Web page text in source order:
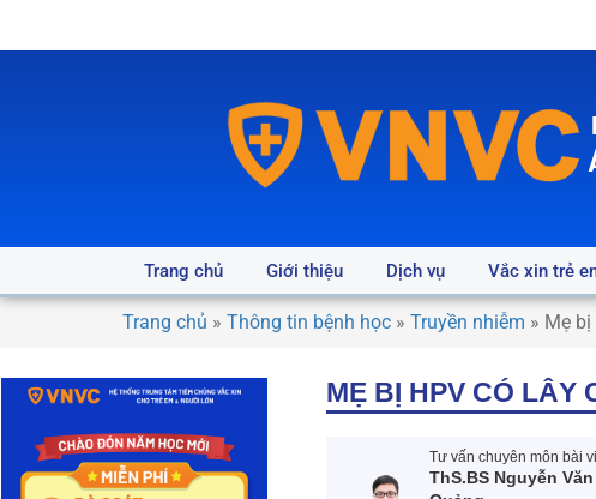
Trang chủ Giới thiệu Dịch vụ Vắc xin trẻ
Trang chủ » Thông tin bệnh học » Truyền nhiễm » Mẹ
MẸ BỊ HPV CÓ LÂY
Tư vấn chuyên môn bài
ThS.BS Nguyễn Văn